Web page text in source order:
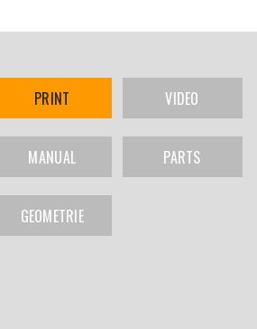
PRINT VIDEO
MANUAL PARTS
GEOMETRIE